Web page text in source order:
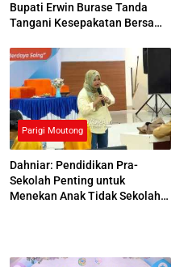
Bupati Erwin Burase Tanda
Tangani Kesepakatan Bersama
Parigi Moutong
Dahniar: Pendidikan Pra-
Sekolah Penting untuk
Menekan Anak Tidak Sekolah